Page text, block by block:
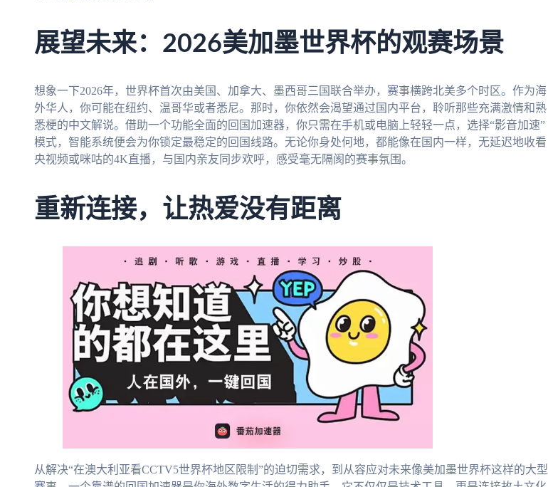
展望未来：2026美加墨世界杯的观赛场景
想象一下2026年，世界杯首次由美国、加拿大、墨西哥三国联合举办，赛事横跨北美多个时区。作为海
外华人，你可能在纽约、温哥华或者悉尼。那时，你依然会渴望通过国内平台，聆听那些充满激情和熟
悉梗的中文解说。借助一个功能全面的回国加速器，你只需在手机或电脑上轻轻一点，选择“影音加速”
模式，智能系统便会为你锁定最稳定的回国线路。无论你身处何地，都能像在国内一样，无延迟地收看
央视频或咪咕的4K直播，与国内亲友同步欢呼，感受毫无隔阂的赛事氛围。
重新连接，让热爱没有距离
从解决“在澳大利亚看CCTV5世界杯地区限制”的迫切需求，到从容应对未来像美加墨世界杯这样的大型